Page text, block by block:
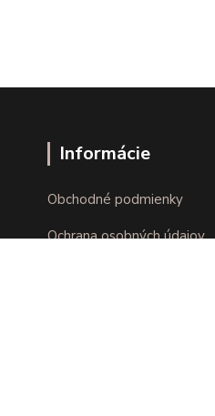
Informácie
Obchodné podmienky
Ochrana osobných údajov